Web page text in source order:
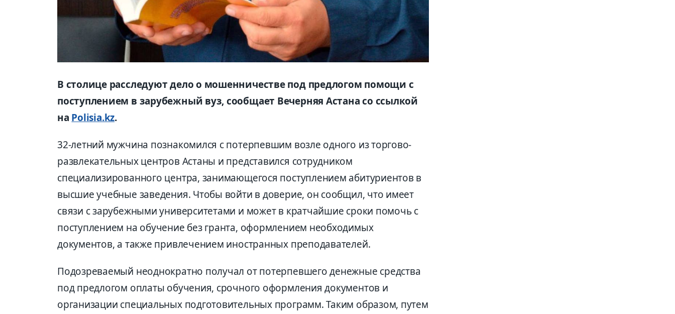
В столице расследуют дело о мошенничестве под предлогом помощи с
поступлением в зарубежный вуз, сообщает Вечерняя Астана со ссылкой
на Polisia.kz.
32-летний мужчина познакомился с потерпевшим возле одного из торгово-
развлекательных центров Астаны и представился сотрудником
специализированного центра, занимающегося поступлением абитуриентов в
высшие учебные заведения. Чтобы войти в доверие, он сообщил, что имеет
связи с зарубежными университетами и может в кратчайшие сроки помочь с
поступлением на обучение без гранта, оформлением необходимых
документов, а также привлечением иностранных преподавателей.
Подозреваемый неоднократно получал от потерпевшего денежные средства
под предлогом оплаты обучения, срочного оформления документов и
организации специальных подготовительных программ. Таким образом, путем